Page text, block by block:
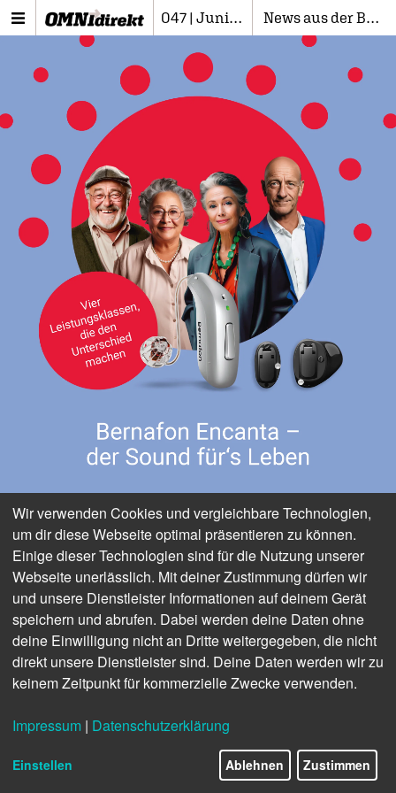
047 | Juni 2025 News aus der Branche
www.bernafon.de
ANZEIGE
NEWS
opta data Gruppe eröffnet
Hauptstadtbüro
Wir verwenden Cookies und vergleichbare Technologien,
um dir diese Webseite optimal präsentieren zu können.
Einige dieser Technologien sind für die Nutzung unserer
Webseite unerlässlich. Mit deiner Zustimmung dürfen wir
und unsere Dienstleister Informationen auf deinem Gerät
speichern und abrufen. Dabei werden deine Daten ohne
deine Einwilligung nicht an Dritte weitergegeben, die nicht
direkt unsere Dienstleister sind. Deine Daten werden wir zu
keinem Zeitpunkt für kommerzielle Zwecke verwenden.
Impressum | Datenschutzerklärung
Einstellen Ablehnen Zustimmen